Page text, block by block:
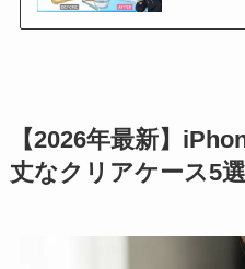
【2026年最新】
丈なクリアケース5選